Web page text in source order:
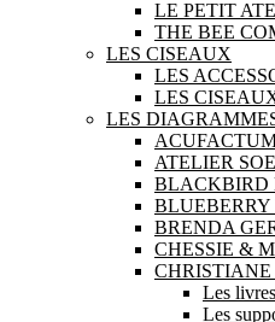
LE PETIT
THE BEE
LES CISEAUX
LES
LES
LES
ATELIER
BLACKBIRD
BLUEBERRY
BRENDA
CHESSIE &
Les livres
Les